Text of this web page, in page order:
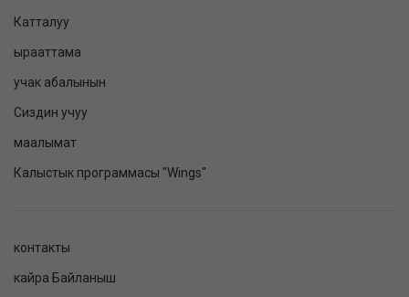
Катталуу
ырааттама
учак абалынын
Сиздин учуу
маалымат
Калыстык программасы "Wings"
контакты
кайра Байланыш